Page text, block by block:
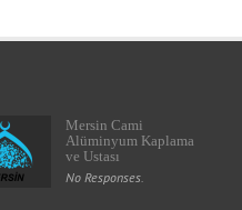
Mersin Cami
Alüminyum Kaplama
ve Ustası
No Responses.